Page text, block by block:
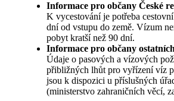
Informace pro občany České
K vycestování je potřeba
dní od vstupu do země. Vízum
pobyt kratší než 90 dní.
Informace pro občany
Údaje o pasových a vízových
přibližných lhůt pro vyřízení víz
jsou k dispozici u příslušných
(ministerstvo zahraničních věcí,